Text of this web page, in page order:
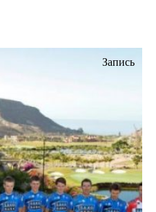
Запись